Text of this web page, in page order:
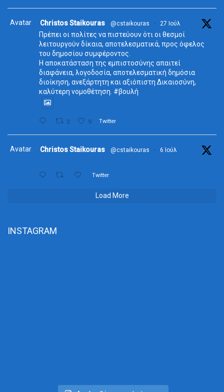
Avatar Christos Staikouras @cstaikouras · 27 Ιούλ
Πρέπει οι πολίτες να πιστεύουν ότι οι θεσμοί
λειτουργούν δίκαια, αποτελεσματικά, προς όφελος
του δημοσίου συμφέροντος.
Η αποκατάσταση της εμπιστοσύνης απαιτεί
διαφάνεια, λογοδοσία, αποτελεσματική δημόσια
διοίκηση, ανεξάρτητη και αξιόπιστη Δικαιοσύνη,
καλύτερη νομοθέτηση. #βουλή
3 9 Twitter
Avatar Christos Staikouras @cstaikouras · 6 Ιούλ
Twitter
Load More
INSTAGRAM